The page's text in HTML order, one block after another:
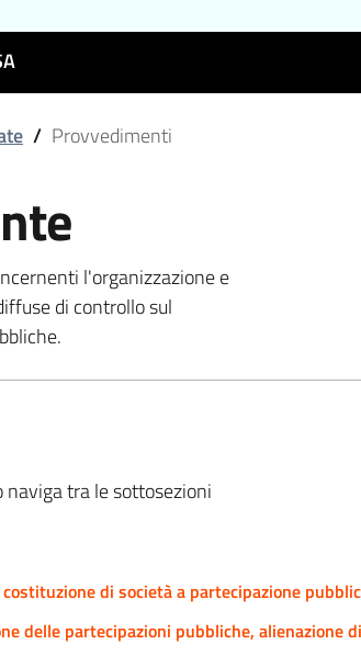
/ Provvedimenti
l'organizzazione e
di controllo sul
tra le sottosezioni
di società a partecipazione
delle partecipazioni pubbliche, alienazione